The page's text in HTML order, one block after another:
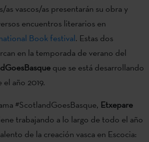
as vascos/as presentarán su obra y
encuentros literarios en
Book festival. Estas dos
en la temporada de verano del
que se está desarrollando
año 2019.
#ScotlandGoesBasque, Etxepare
trabajando a lo largo de todo el año
de la creación vasca en Escocia: